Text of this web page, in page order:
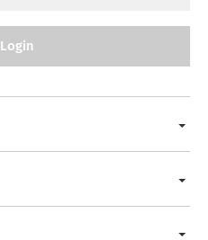
Login